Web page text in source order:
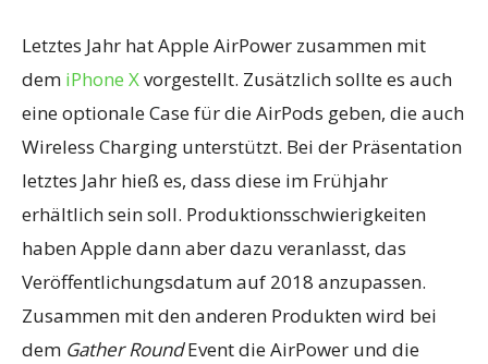
Letztes Jahr hat Apple AirPower zusammen mit
dem iPhone Xvorgestellt. Zusätzlich sollte es auch
eine optionale Case für die AirPods geben, die auch
Wireless Charging unterstützt. Bei der Präsentation
letztes Jahr hieß es, dass diese im Frühjahr
erhältlich sein soll. Produktionsschwierigkeiten
haben Apple dann aber dazu veranlasst, das
Veröffentlichungsdatum auf 2018 anzupassen.
Zusammen mit den anderen Produkten wird bei
dem Gather RoundEvent die AirPower und die